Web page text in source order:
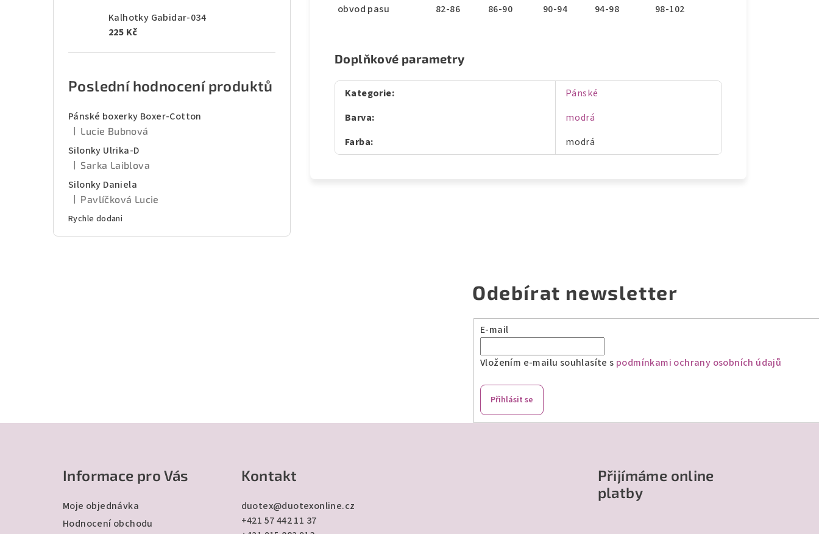
Kalhotky Gabidar-034
225 Kč
Poslední hodnocení produktů
Pánské boxerky Boxer-Cotton
Hodnocení produktu je 5 z 5 hvězdiček.
Lucie Bubnová
Silonky Ulrika-D
Hodnocení produktu je 5 z 5 hvězdiček.
Sarka Laiblova
Silonky Daniela
Hodnocení produktu je 5 z 5 hvězdiček.
Pavlíčková Lucie
Rychle dodani
obvod pasu
82-86 86-90 90-94 94-98 98-102
Doplňkové parametry
Kategorie:
Pánské
Barva:
modrá
Farba: modrá
Odebírat newsletter
E-mail
Vložením e-mailu souhlasíte s podmínkami ochrany osobních údajů
Přihlásit se
Informace pro Vás
Moje objednávka
Hodnocení obchodu
Kontakt
duotex@duotexonline.cz
+421 57 442 11 37
Přijímáme online
platby